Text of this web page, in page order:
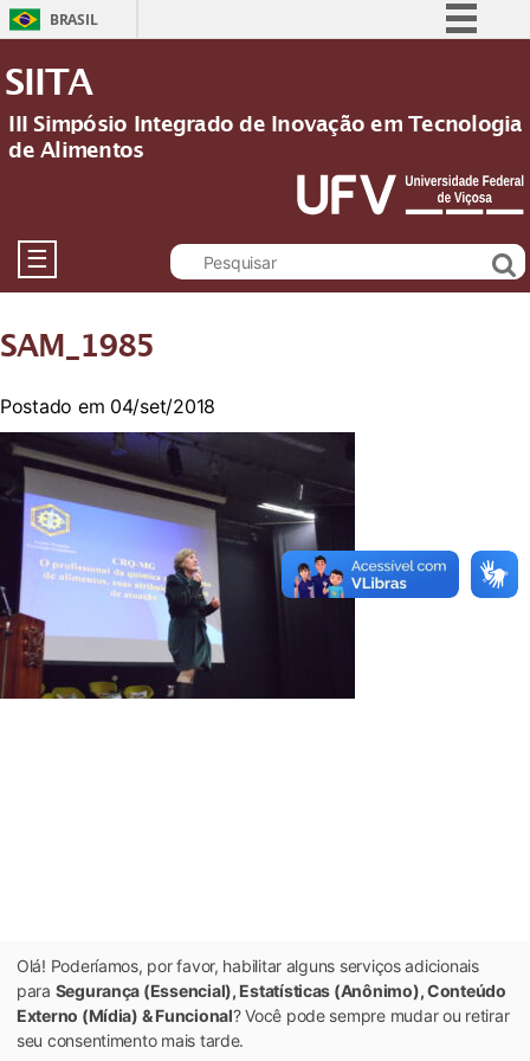
BRASIL
Participe
Acesso à informação
Legislação
Canais
SIITA
III Simpósio Integrado de Inovação em Tecnologia
de Alimentos
☰
SAM_1985
Postado em 04/set/2018
Olá! Poderíamos, por favor, habilitar alguns serviços adicionais
para Segurança (Essencial), Estatísticas (Anônimo), Conteúdo
Externo (Mídia) & Funcional? Você pode sempre mudar ou retirar
seu consentimento mais tarde.